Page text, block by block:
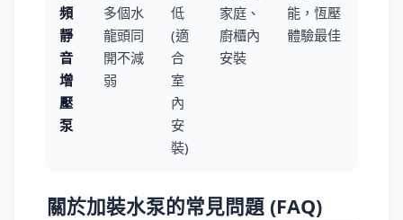
頻
靜
音
增
壓
泵
多個水
龍頭同
開不減
弱
低
(適
合
室
內
安
裝)
家庭、
廚櫃內
安裝
能，恆壓
體驗最佳
關於加裝水泵的常見問題 (FAQ)